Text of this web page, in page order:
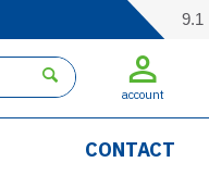
9.1
account
CONTACT